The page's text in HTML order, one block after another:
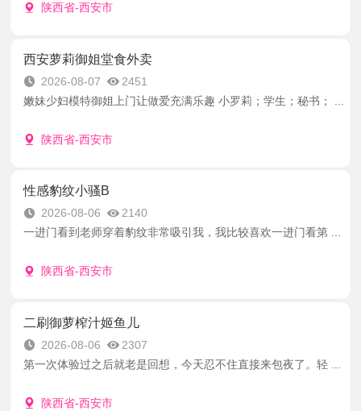
陕西省-西安市
西安萝莉御姐堂食外卖
2026-08-07
2451
嫩妹少妇模特御姐上门让做爱充满乐趣 小罗莉；学生；秘书； ...
陕西省-西安市
性感豹纹小骚B
2026-08-06
2140
一进门看到老师穿着豹纹非常吸引我，我比较喜欢一进门看第 ...
陕西省-西安市
二刷御萝榨汁姬鱼儿
2026-08-06
2307
第一次体验过之后就老是回想，今天忍不住直接来包夜了。轻 ...
陕西省-西安市